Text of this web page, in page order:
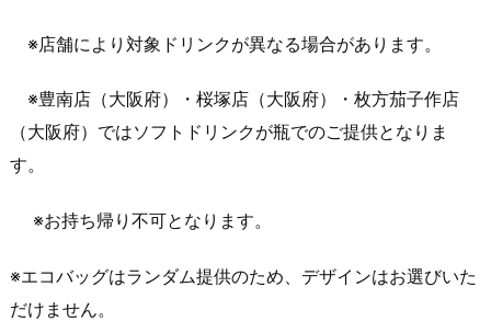
※店舗により対象ドリンクが異なる場合があります。
※豊南店（大阪府）・桜塚店（大阪府）・枚方茄子作店
（大阪府）ではソフトドリンクが瓶でのご提供となりま
す。
※お持ち帰り不可となります。
※エコバッグはランダム提供のため、デザインはお選びいた
だけません。